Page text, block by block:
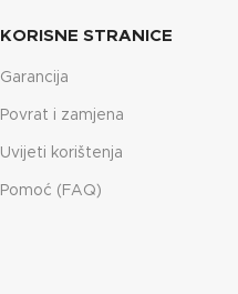
KORISNE STRANICE
Garancija
Povrat i zamjena
Uvijeti korištenja
Pomoć (FAQ)